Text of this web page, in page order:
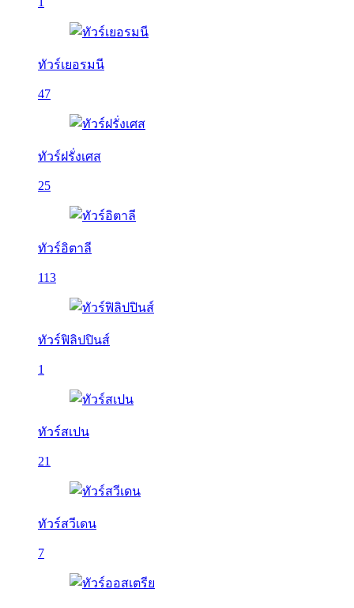
ทัวร์เยอรมนี
47
ทัวร์ฝรั่งเศส
25
ทัวร์อิตาลี
113
ทัวร์ฟิลิปปินส์
1
ทัวร์สเปน
21
ทัวร์สวีเดน
7